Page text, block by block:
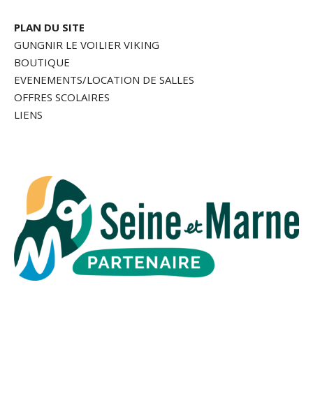
PLAN DU SITE
GUNGNIR LE VOILIER VIKING
BOUTIQUE
EVENEMENTS/LOCATION DE SALLES
OFFRES SCOLAIRES
LIENS